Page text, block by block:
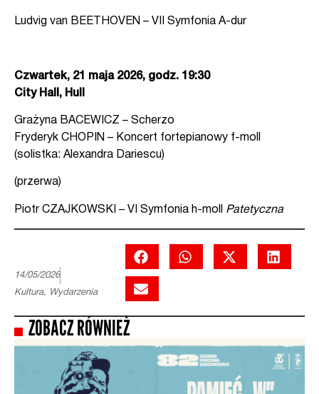
Ludvig van BEETHOVEN – VII Symfonia A-dur
Czwartek, 21 maja 2026, godz. 19:30
City Hall, Hull
Grażyna BACEWICZ – Scherzo
Fryderyk CHOPIN – Koncert fortepianowy f-moll
(solistka: Alexandra Dariescu)
(przerwa)
Piotr CZAJKOWSKI – VI Symfonia h-moll Patetyczna
14/05/2026
Kultura, Wydarzenia
ZOBACZ RÓWNIEŻ